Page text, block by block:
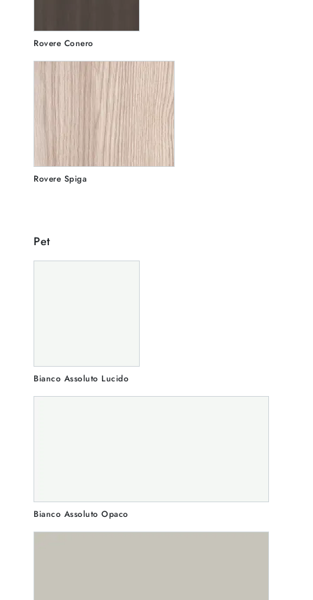
Rovere Conero
Rovere Spiga
Pet
Bianco Assoluto Lucido
Bianco Assoluto Opaco